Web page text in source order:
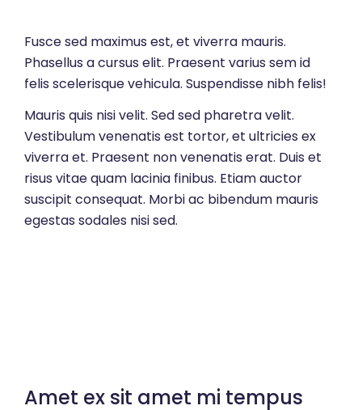
Fusce sed maximus est, et viverra mauris.
Phasellus a cursus elit. Praesent varius sem id
felis scelerisque vehicula. Suspendisse nibh felis!
Mauris quis nisi velit. Sed sed pharetra velit.
Vestibulum venenatis est tortor, et ultricies ex
viverra et. Praesent non venenatis erat. Duis et
risus vitae quam lacinia finibus. Etiam auctor
suscipit consequat. Morbi ac bibendum mauris
egestas sodales nisi sed.
Amet ex sit amet mi tempus